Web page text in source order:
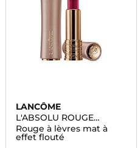
LANCÔME
L'ABSOLU ROUGE
INTIMATTE
Rouge à lèvres mat à
effet flouté